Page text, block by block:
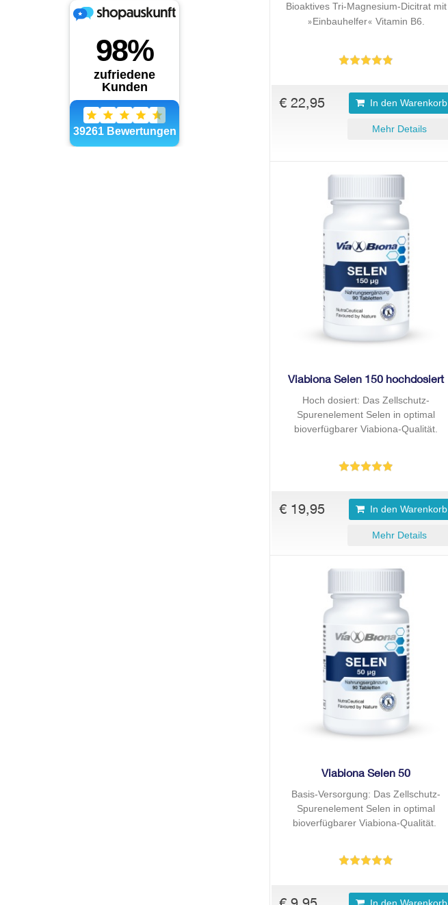
Bioaktives Tri-Magnesium-Dicitrat mit
»Einbauhelfer« Vitamin B6.
In den Warenkorb
Mehr Details
€ 22,95
Viabiona Selen 150 hochdosiert
Hoch dosiert: Das Zellschutz-
Spurenelement Selen in optimal
bioverfügbarer Viabiona-Qualität.
In den Warenkorb
Mehr Details
€ 19,95
Viabiona Selen 50
Basis-Versorgung: Das Zellschutz-
Spurenelement Selen in optimal
bioverfügbarer Viabiona-Qualität.